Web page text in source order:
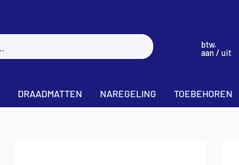
btw.
aan / uit
DRAADMATTEN NAREGELING TOEBEHOREN